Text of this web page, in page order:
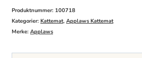
Prawn
70g
antall
Produktnummer: 100718
Kategorier: Kattemat, Applaws Kattemat
Merke: Applaws